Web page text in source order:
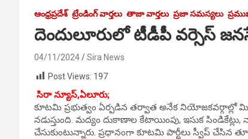
ఆంధ్రప్రదేశ్ ట్రేండింగ్ వార్తలు తాజా వార్తలు ప్రజా సమస్యలు
దెందులూరులో టీడీపీ వర్సెస్
04/11/2024
Sira News
Post Views: 197
సిరా న్యూస్,ఏలూరు;
కూటమి ప్రభుత్వం ఏర్పడిన తర్వాత అనేక నియోజకవర్గాల్లో
నడుస్తుంది. మద్యం దుకాణాల కేటాయింపు, ఇసుక
చేసుకుంటున్నారు. ప్రధానంగా కూటమి పార్టీలు స్వీప్ చేసిన